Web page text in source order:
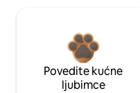
Povedite kućne
ljubimce